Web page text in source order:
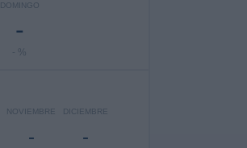
DOMINGO
-
- %
NOVIEMBRE
-
DICIEMBRE
-